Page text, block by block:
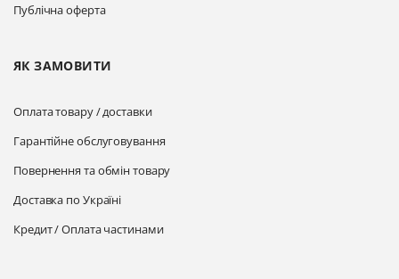
Публічна оферта
ЯК ЗАМОВИТИ
Оплата товару / доставки
Гарантійне обслуговування
Повернення та обмін товару
Доставка по Україні
Кредит / Оплата частинами